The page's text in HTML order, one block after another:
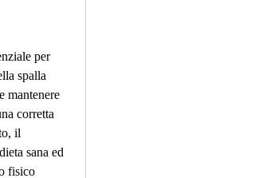
per
spalla
mantenere
corretta
il
sana ed
fisico